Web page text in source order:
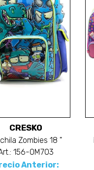
CRESKO
Zombies 18 "
156-OM703
Anterior: